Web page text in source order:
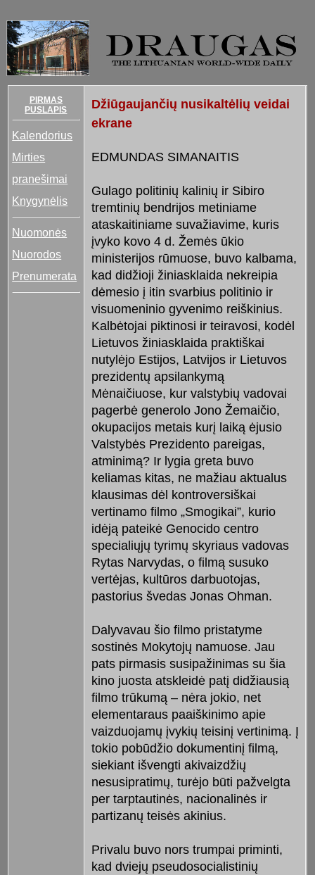
PIRMAS
PUSLAPIS
Kalendorius
Mirties
pranešimai
Knygynėlis
Nuomonės
Nuorodos
Prenumerata
Džiūgaujančių nusikaltėlių veidai
ekrane
EDMUNDAS SIMANAITIS
Gulago politinių kalinių ir Sibiro
tremtinių bendrijos metiniame
ataskaitiniame suvažiavime, kuris
įvyko kovo 4 d. Žemės ūkio
ministerijos rūmuose, buvo kalbama,
kad didžioji žiniasklaida nekreipia
dėmesio į itin svarbius politinio ir
visuomeninio gyvenimo reiškinius.
Kalbėtojai piktinosi ir teiravosi, kodėl
Lietuvos žiniasklaida praktiškai
nutylėjo Estijos, Latvijos ir Lietuvos
prezidentų apsilankymą
Mėnaičiuose, kur valstybių vadovai
pagerbė generolo Jono Žemaičio,
okupacijos metais kurį laiką ėjusio
Valstybės Prezidento pareigas,
atminimą? Ir lygia greta buvo
keliamas kitas, ne mažiau aktualus
klausimas dėl kontroversiškai
vertinamo filmo „Smogikai”, kurio
idėją pateikė Genocido centro
specialiųjų tyrimų skyriaus vadovas
Rytas Narvydas, o filmą susuko
vertėjas, kultūros darbuotojas,
pastorius švedas Jonas Ohman.
Dalyvavau šio filmo pristatyme
sostinės Mokytojų namuose. Jau
pats pirmasis susipažinimas su šia
kino juosta atskleidė patį didžiausią
filmo trūkumą – nėra jokio, net
elementaraus paaiškinimo apie
vaizduojamų įvykių teisinį vertinimą. Į
tokio pobūdžio dokumentinį filmą,
siekiant išvengti akivaizdžių
nesusipratimų, turėjo būti pažvelgta
per tarptautinės, nacionalinės ir
partizanų teisės akinius.
Privalu buvo nors trumpai priminti,
kad dviejų pseudosocialistinių